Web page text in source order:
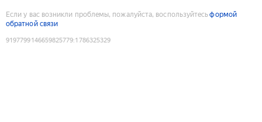
Если у вас возникли проблемы, пожалуйста, воспользуйтесьформой
обратной связи
9197799146659825779:1786325329